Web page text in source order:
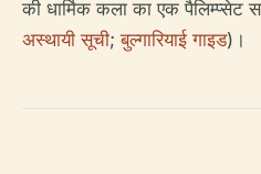
की धार्मिक कला का एक पैलिम्प्सेट
अस्थायी सूची;बुल्गारियाई गाइड)।